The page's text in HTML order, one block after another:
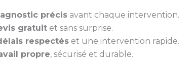
précis avant chaque intervention.
gratuit et sans surprise.
respectés et une intervention rapide.
propre, sécurisé et durable.